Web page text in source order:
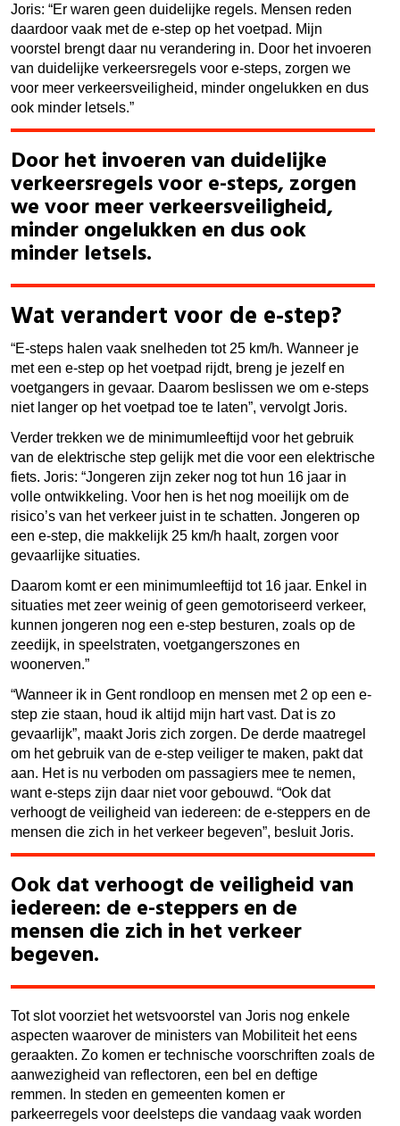
Joris: “Er waren geen duidelijke regels. Mensen reden
daardoor vaak met de e-step op het voetpad. Mijn
voorstel brengt daar nu verandering in. Door het invoeren
van duidelijke verkeersregels voor e-steps, zorgen we
voor meer verkeersveiligheid, minder ongelukken en dus
ook minder letsels.”
Door het invoeren van duidelijke
verkeersregels voor e-steps, zorgen
we voor meer verkeersveiligheid,
minder ongelukken en dus ook
minder letsels.
Wat verandert voor de e-step?
“E-steps halen vaak snelheden tot 25 km/h. Wanneer je
met een e-step op het voetpad rijdt, breng je jezelf en
voetgangers in gevaar. Daarom beslissen we om e-steps
niet langer op het voetpad toe te laten”, vervolgt Joris.
Verder trekken we de minimumleeftijd voor het gebruik
van de elektrische step gelijk met die voor een elektrische
fiets. Joris: “Jongeren zijn zeker nog tot hun 16 jaar in
volle ontwikkeling. Voor hen is het nog moeilijk om de
risico’s van het verkeer juist in te schatten. Jongeren op
een e-step, die makkelijk 25 km/h haalt, zorgen voor
gevaarlijke situaties.
Daarom komt er een minimumleeftijd tot 16 jaar. Enkel in
situaties met zeer weinig of geen gemotoriseerd verkeer,
kunnen jongeren nog een e-step besturen, zoals op de
zeedijk, in speelstraten, voetgangerszones en
woonerven.”
“Wanneer ik in Gent rondloop en mensen met 2 op een e-
step zie staan, houd ik altijd mijn hart vast. Dat is zo
gevaarlijk”, maakt Joris zich zorgen. De derde maatregel
om het gebruik van de e-step veiliger te maken, pakt dat
aan. Het is nu verboden om passagiers mee te nemen,
want e-steps zijn daar niet voor gebouwd. “Ook dat
verhoogt de veiligheid van iedereen: de e-steppers en de
mensen die zich in het verkeer begeven”, besluit Joris.
Ook dat verhoogt de veiligheid van
iedereen: de e-steppers en de
mensen die zich in het verkeer
begeven.
Tot slot voorziet het wetsvoorstel van Joris nog enkele
aspecten waarover de ministers van Mobiliteit het eens
geraakten. Zo komen er technische voorschriften zoals de
aanwezigheid van reflectoren, een bel en deftige
remmen. In steden en gemeenten komen er
parkeerregels voor deelsteps die vandaag vaak worden